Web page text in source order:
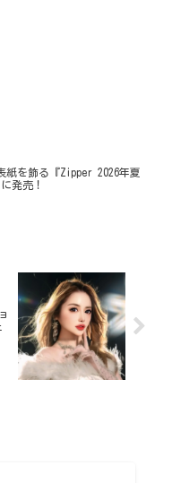
表紙を飾る『Zipper 2026年夏
発売！